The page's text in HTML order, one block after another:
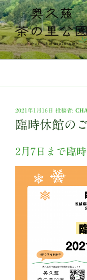
コ
ン
テ
ン
ツ
奥久慈茶の
日本最北端の茶の産地
投
稿
日:
2021年1月16日 投稿者:
臨時休館の
2月7日まで臨